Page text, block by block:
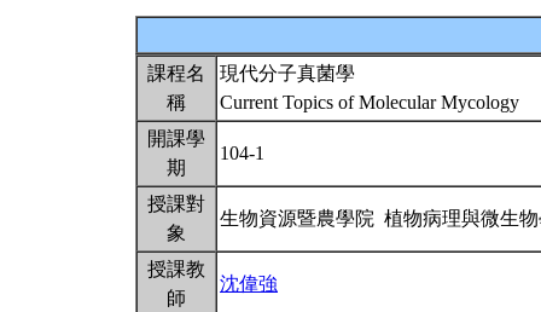
課程名
稱
現代分子真菌學
Current Topics of Molecular Mycology
開課學
期
104-1
授課對
象
生物資源暨農學院 植物病理與微生
授課教
師
沈偉強